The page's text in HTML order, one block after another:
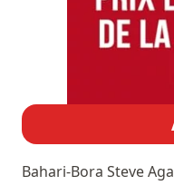
Bahari-Bora Steve